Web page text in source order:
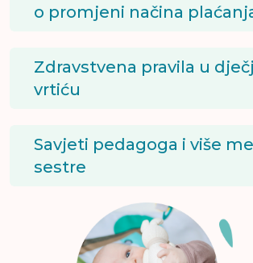
o promjeni načina
Zdravstvena pravila u
vrtiću
Savjeti pedagoga i više
sestre